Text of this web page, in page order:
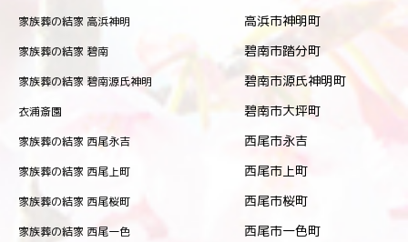
家族葬の結家 高浜神明 高浜市神明町
家族葬の結家 碧南 碧南市踏分町
家族葬の結家 碧南源氏神明 碧南市源氏神明町
衣浦斎園 碧南市大坪町
家族葬の結家 西尾永吉 西尾市永吉
家族葬の結家 西尾上町 西尾市上町
家族葬の結家 西尾桜町 西尾市桜町
家族葬の結家 西尾一色 西尾市一色町